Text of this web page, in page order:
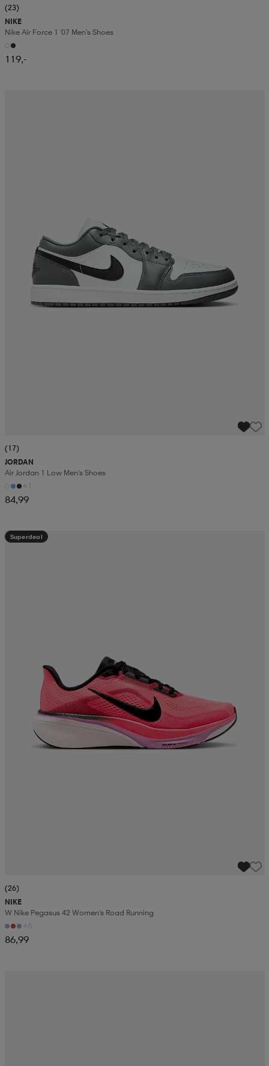
(23)
NIKE
Nike Air Force 1 '07 Men's Shoes
119,-
(17)
JORDAN
Air Jordan 1 Low Men's Shoes
+1
84,99
Superdeal
(26)
NIKE
W Nike Pegasus 42 Women's Road Running
+6
86,99